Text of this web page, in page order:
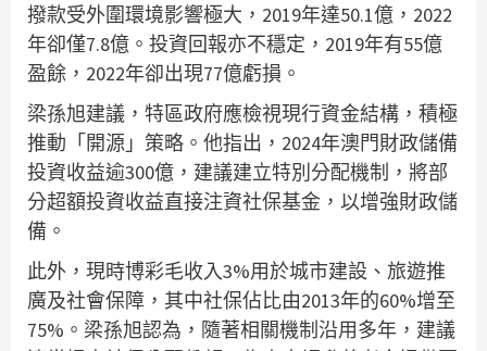
撥款受外圍環境影響極大，2019年達50.1億，2022
年卻僅7.8億。投資回報亦不穩定，2019年有55億
盈餘，2022年卻出現77億虧損。
梁孫旭建議，特區政府應檢視現行資金結構，積極
推動「開源」策略。他指出，2024年澳門財政儲備
投資收益逾300億，建議建立特別分配機制，將部
分超額投資收益直接注資社保基金，以增強財政儲
備。
此外，現時博彩毛收入3%用於城市建設、旅遊推
廣及社會保障，其中社保佔比由2013年的60%增至
75%。梁孫旭認為，隨著相關機制沿用多年，建議